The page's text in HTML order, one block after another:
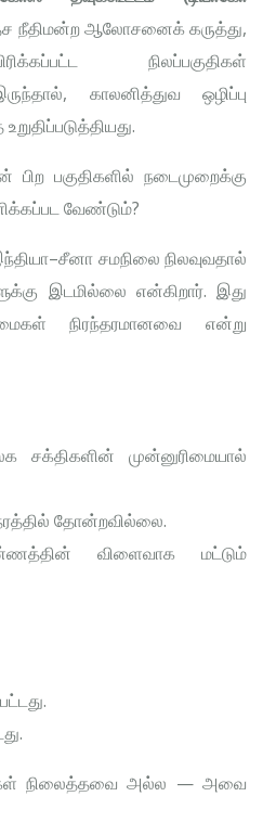
நீதிமன்ற ஆலோசனைக் கருத்து,
நிலப்பகுதிகள்
காலனித்துவ ஒழிப்பு
பகுதிகளில் நடைமுறைக்கு
வேண்டும்?
சமநிலை நிலவுவதால்
இடமில்லை என்கிறார். இது
நிரந்தரமானவை என்று
முன்னுரிமையால்
தோன்றவில்லை.
விளைவாக மட்டும்
நிலைத்தவை அல்ல — அவை